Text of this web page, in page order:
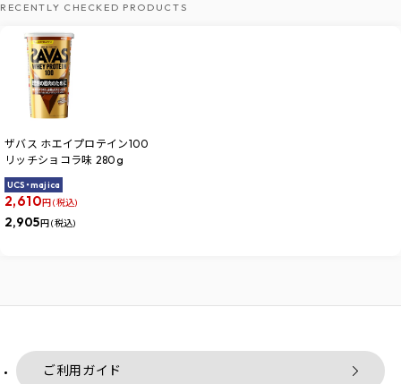
RECENTLY CHECKED PRODUCTS
ザバス ホエイプロテイン100
リッチショコラ味 280g
UCS・majica
2,610円 (税込)
2,905円 (税込)
ご利用ガイド